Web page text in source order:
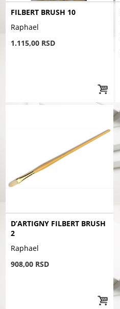
FILBERT BRUSH 10
Raphael
1.115,00 RSD
D’ARTIGNY FILBERT BRUSH
2
Raphael
908,00 RSD